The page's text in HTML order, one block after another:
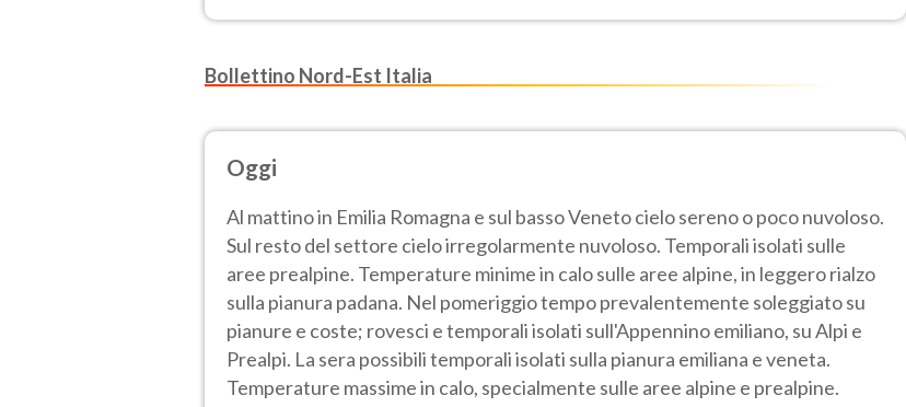
Bollettino Nord-Est Italia
Oggi
Al mattino in Emilia Romagna e sul basso Veneto cielo sereno o poco nuvoloso.
Sul resto del settore cielo irregolarmente nuvoloso. Temporali isolati sulle
aree prealpine. Temperature minime in calo sulle aree alpine, in leggero rialzo
sulla pianura padana. Nel pomeriggio tempo prevalentemente soleggiato su
pianure e coste; rovesci e temporali isolati sull'Appennino emiliano, su Alpi e
Prealpi. La sera possibili temporali isolati sulla pianura emiliana e veneta.
Temperature massime in calo, specialmente sulle aree alpine e prealpine.